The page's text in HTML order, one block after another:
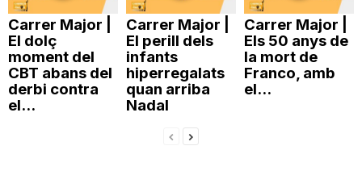
Carrer Major |
El dolç
moment del
CBT abans del
derbi contra
el...
Carrer Major |
El perill dels
infants
hiperregalats
quan arriba
Nadal
Carrer Major |
Els 50 anys de
la mort de
Franco, amb
el...